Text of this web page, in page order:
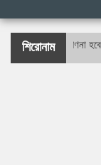
শিরোনাম
প্রকাশ্যে গণনা হবে